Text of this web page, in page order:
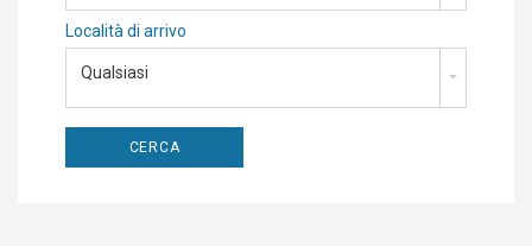
Località di arrivo
Qualsiasi